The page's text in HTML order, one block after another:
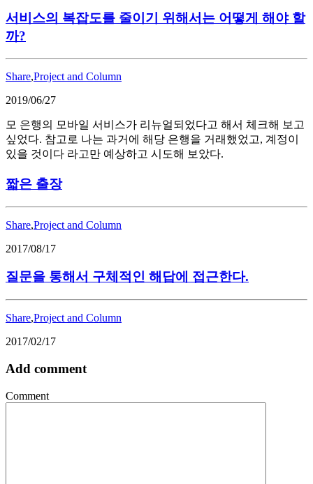
서비스의 복잡도를 줄이기 위해서는 어떻게 해야 할
까?
Share,Project and Column
2019/06/27
모 은행의 모바일 서비스가 리뉴얼되었다고 해서 체크해 보고
싶었다. 참고로 나는 과거에 해당 은행을 거래했었고, 계정이
있을 것이다 라고만 예상하고 시도해 보았다.
짧은 출장
Share,Project and Column
2017/08/17
질문을 통해서 구체적인 해답에 접근한다.
Share,Project and Column
2017/02/17
Add comment
Comment